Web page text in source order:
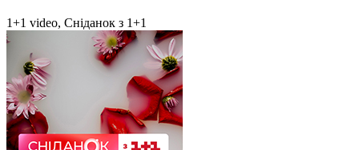
1+1 video, Сніданок з 1+1